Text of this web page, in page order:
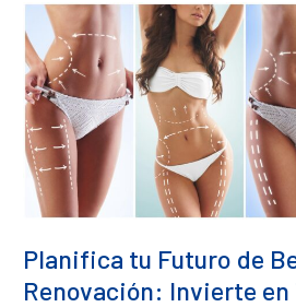
Planifica tu Futuro de
Renovación: Invierte en
Planifica
tu
Futuro
de
Belleza
y
Renovación:
Invierte
en